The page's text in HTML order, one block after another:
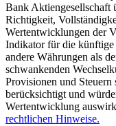
Bank Aktiengesellschaft
Richtigkeit,
Wertentwicklungen der
Indikator für die
andere Währungen als
schwankenden
Provisionen und
berücksichtigt und
Wertentwicklung
rechtlichen Hinweise.